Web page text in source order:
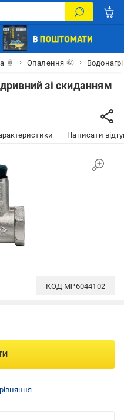
🚿 Опалення 🌞
зі скиданням
Написати
КОД MP6044102